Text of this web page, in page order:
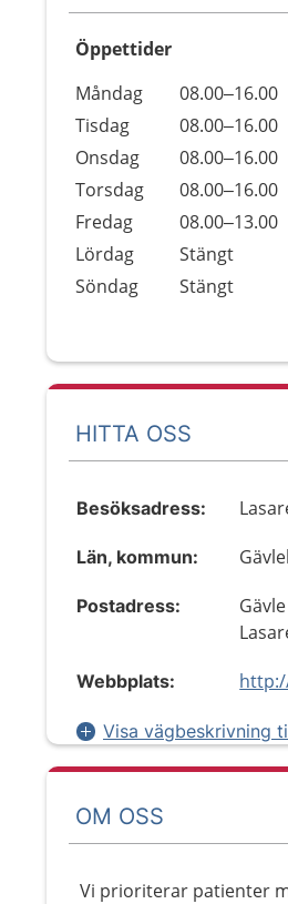
Öppettider
Dag
Öppettider
Kommentarer
Måndag
08.00–16.00
Tisdag
08.00–16.00
Onsdag
08.00–16.00
Torsdag
08.00–16.00
Fredag
08.00–13.00
Lördag
Stängt
Söndag
Stängt
HITTA OSS
Besöksadress:
Län, kommun:
Postadress:
Webbplats:
Visa vägbeskrivning
OM OSS
Vi prioriterar patienter